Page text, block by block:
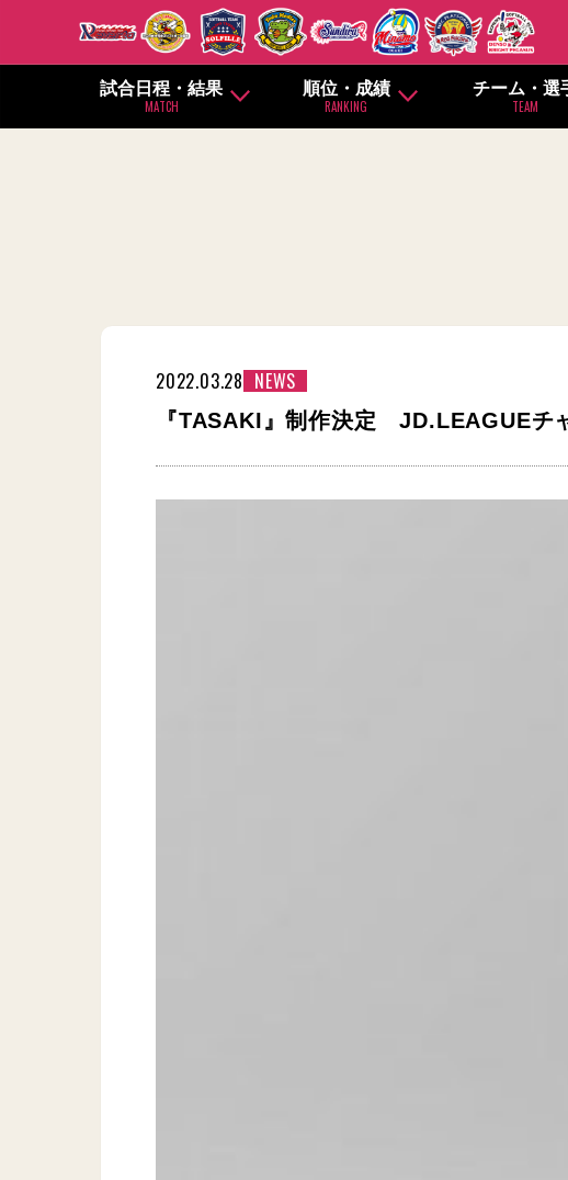
試合日程・結果
MATCH
順位・成績
RANKING
チーム・選
TEAM
2022.03.28 NEWS
『TASAKI』制作決定 JD.LEAGUEチ